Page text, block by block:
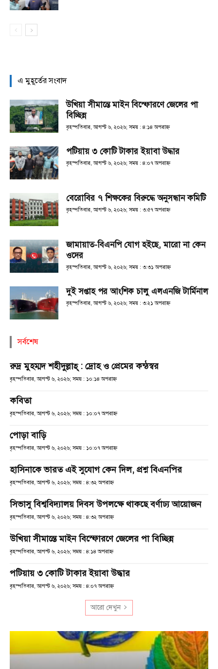
এ মুহূর্তের সংবাদ
উখিয়া সীমান্তে মাইন বিস্ফোরণে জেলের পা
বিচ্ছিন্ন
বৃহস্পতিবার, আগস্ট ৬, ২০২৬; সময় : ৪:১৪ অপরাহ্ণ
পটিয়ায় ৩ কোটি টাকার ইয়াবা উদ্ধার
বৃহস্পতিবার, আগস্ট ৬, ২০২৬; সময় : ৪:০৭ অপরাহ্ণ
বেরোবির ৭ শিক্ষকের বিরুদ্ধে অনুসন্ধান কমিটি
বৃহস্পতিবার, আগস্ট ৬, ২০২৬; সময় : ৩:৫৭ অপরাহ্ণ
জামায়াত-বিএনপি যোগ হইছে, মারো না কেন
ওদের
বৃহস্পতিবার, আগস্ট ৬, ২০২৬; সময় : ৩:৩১ অপরাহ্ণ
দুই সপ্তাহ পর আংশিক চালু এলএনজি টার্মিনাল
বৃহস্পতিবার, আগস্ট ৬, ২০২৬; সময় : ৩:২১ অপরাহ্ণ
সর্বশেষ
রুদ্র মুহম্মদ শহীদুল্লাহ্ : দ্রোহ ও প্রেমের কন্ঠস্বর
বৃহস্পতিবার, আগস্ট ৬, ২০২৬; সময় : ১০:১৪ অপরাহ্ণ
কবিতা
বৃহস্পতিবার, আগস্ট ৬, ২০২৬; সময় : ১০:০৭ অপরাহ্ণ
পোড়া বাড়ি
বৃহস্পতিবার, আগস্ট ৬, ২০২৬; সময় : ১০:০৭ অপরাহ্ণ
হাসিনাকে ভারত এই সুযোগ কেন দিল, প্রশ্ন বিএনপির
বৃহস্পতিবার, আগস্ট ৬, ২০২৬; সময় : ৪:৩২ অপরাহ্ণ
সিভাসু বিশ্ববিদ্যালয় দিবস উপলক্ষে থাকছে বর্ণাঢ্য আয়োজন
বৃহস্পতিবার, আগস্ট ৬, ২০২৬; সময় : ৪:৩২ অপরাহ্ণ
উখিয়া সীমান্তে মাইন বিস্ফোরণে জেলের পা বিচ্ছিন্ন
বৃহস্পতিবার, আগস্ট ৬, ২০২৬; সময় : ৪:১৪ অপরাহ্ণ
পটিয়ায় ৩ কোটি টাকার ইয়াবা উদ্ধার
বৃহস্পতিবার, আগস্ট ৬, ২০২৬; সময় : ৪:০৭ অপরাহ্ণ
আরো দেখুন